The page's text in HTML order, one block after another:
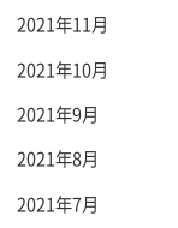
2021年11月
2021年10月
2021年9月
2021年8月
2021年7月